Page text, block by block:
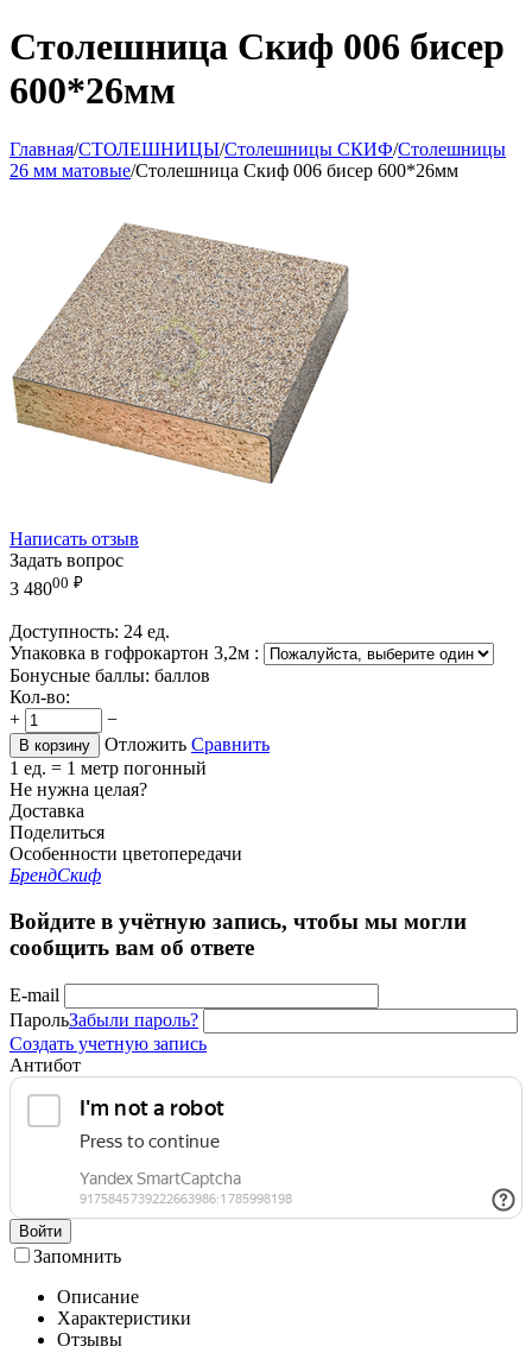
Столешница Скиф 006 бисер
600*26мм
Главная/СТОЛЕШНИЦЫ/Столешницы СКИФ/Столешницы
26 мм матовые/Столешница Скиф 006 бисер 600*26мм
Написать отзыв
Задать вопрос
3 48000 ₽
Доступность: 24 ед.
Упаковка в гофрокартон 3,2м :
Бонусные баллы: баллов
Кол-во:
+
−
В корзину Отложить Сравнить
1 ед. = 1 метр погонный
Не нужна целая?
Доставка
Поделиться
Особенности цветопередачи
БрендСкиф
Войдите в учётную запись, чтобы мы могли
сообщить вам об ответе
E-mail
ПарольЗабыли пароль?
Создать учетную запись
Антибот
Войти
Запомнить
Описание
Характеристики
Отзывы